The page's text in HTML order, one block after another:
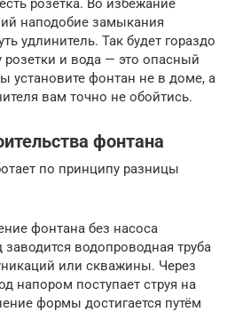
розетка. Во избежание
наподобие замыкания
удлинитель. Так будет гораздо
розетки и вода — это опасный
установите фонтан не в доме, а
вам точно не обойтись.
фонтана
по принципу разницы
фонтана без насоса
водопроводная труба
или скважины. Через
напором поступает струя на
формы достигается путём